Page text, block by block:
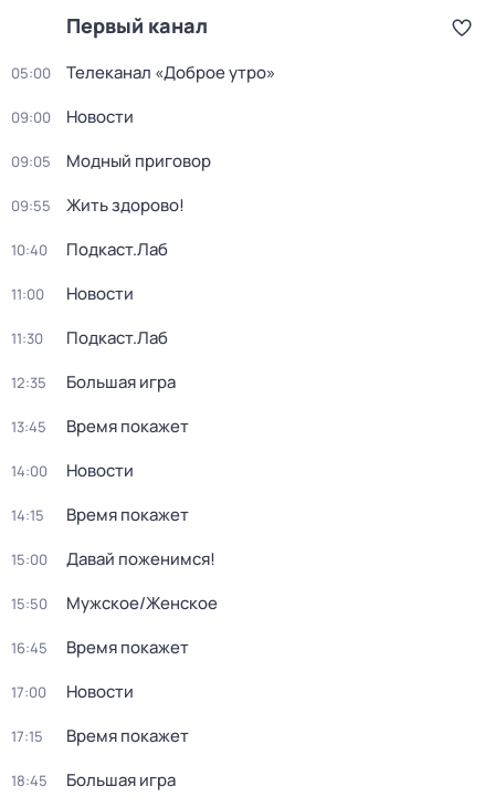
Первый канал
05:00 Телеканал «Доброе утро»
09:00 Новости
09:05 Модный приговор
09:55 Жить здорово!
10:40 Подкаст.Лаб
11:00 Новости
11:30 Подкаст.Лаб
12:35 Большая игра
13:45 Время покажет
14:00 Новости
14:15 Время покажет
15:00 Давай поженимся!
15:50 Мужское/Женское
16:45 Время покажет
17:00 Новости
17:15 Время покажет
18:45 Большая игра